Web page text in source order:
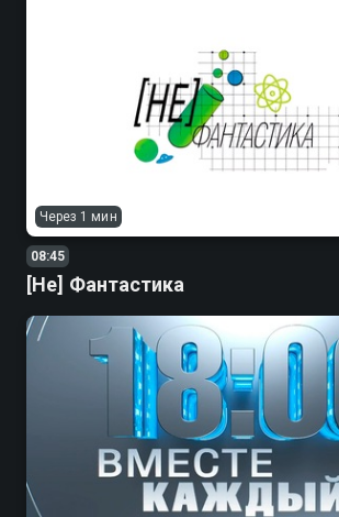
Через 1 мин
08:45
[Не] Фантастика